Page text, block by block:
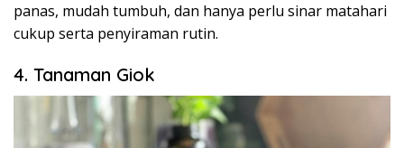
panas, mudah tumbuh, dan hanya perlu sinar matahari
cukup serta penyiraman rutin.
4. Tanaman Giok